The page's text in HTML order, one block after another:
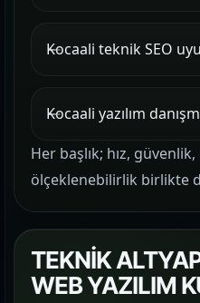
Kocaali teknik SEO
Kocaali yazılım
Her başlık; hız,
ölçeklenebilirlik birlikte
TEKNİK
WEB YAZILIM